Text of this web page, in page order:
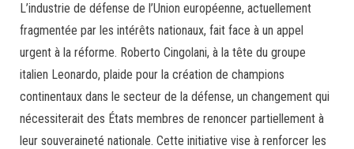
L’industrie de défense de l’Union européenne, actuellement
fragmentée par les intérêts nationaux, fait face à un appel
urgent à la réforme. Roberto Cingolani, à la tête du groupe
italien Leonardo, plaide pour la création de champions
continentaux dans le secteur de la défense, un changement qui
nécessiterait des États membres de renoncer partiellement à
leur souveraineté nationale. Cette initiative vise à renforcer les